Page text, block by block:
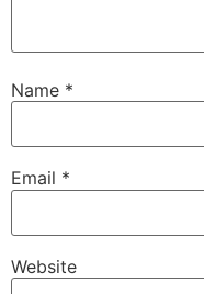
Name *
Email *
Website